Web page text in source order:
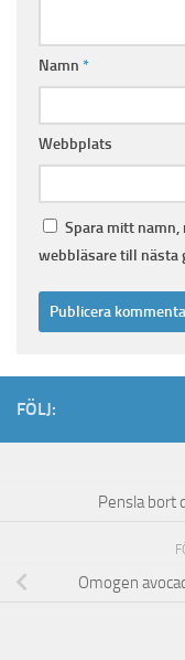
Namn *
Webbplats
Spara mitt
webbläsare till nästa
FÖLJ:
Pensla bort
Omogen